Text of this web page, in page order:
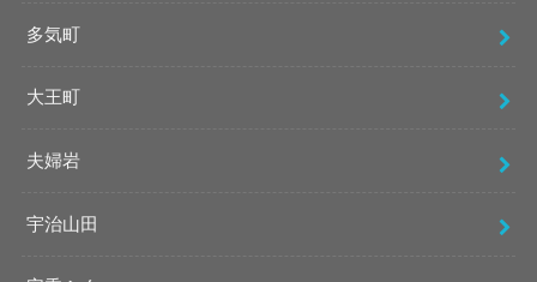
多気町
大王町
夫婦岩
宇治山田